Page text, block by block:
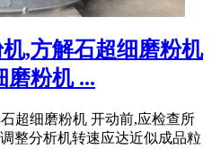
,方解石超细磨粉机
磨粉机 ...
超细磨粉机 开动前,应检查所
整分析机转速应达近似成品粒